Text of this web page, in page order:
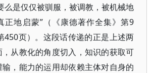
么是仅仅被驯服，被调教，被机械地
正地启蒙”（《康德著作全集》第9
450页）。这段话传递的正是上述两
从教化的角度切入，知识的获取可
，能力的运用却依赖主体对自身的